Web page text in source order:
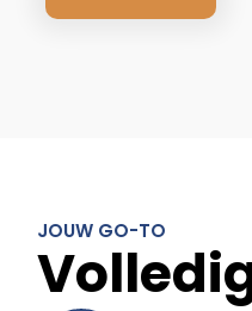
JOUW GO-TO